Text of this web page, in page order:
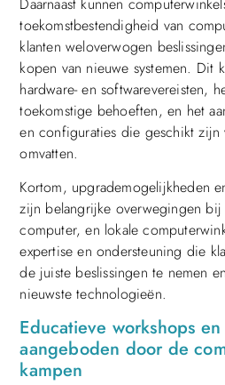
toekomstbestendigheid van
klanten weloverwogen
kopen van nieuwe systemen. Dit
hardware- en softwarevereisten,
toekomstige behoeften, en het
en configuraties die geschikt
omvatten.
Kortom, upgrademogelijkheden
zijn belangrijke overwegingen bij
computer, en lokale
expertise en ondersteuning die
de juiste beslissingen te nemen
nieuwste technologieën.
Educatieve workshops
aangeboden door de
kampen